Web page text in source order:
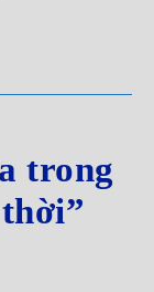
trong